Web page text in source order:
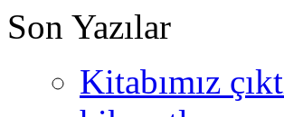
Son Yazılar
Kitabımız